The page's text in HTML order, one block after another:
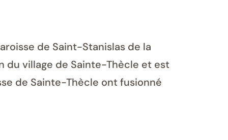
de Saint-Stanislas de la
du village de Sainte-Thècle et est
de Sainte-Thècle ont fusionné